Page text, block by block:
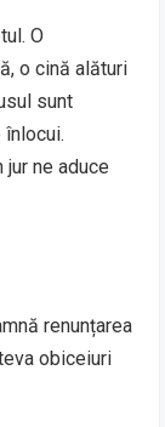
O
o cină alături
sunt
ne aduce
renunțarea
obiceiuri